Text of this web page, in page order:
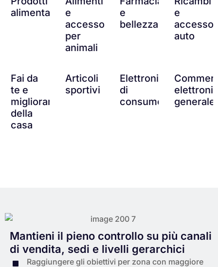
alimentari
e
accessori
per
animali
e
bellezza
e
auto
Fai da
te e
miglioramento
della
casa
Articoli
sportivi
Elettronica
di
consumo
generale
Mantieni il pieno controllo su più canali
di vendita, sedi e livelli gerarchici
Raggiungere gli obiettivi per zona con maggiore